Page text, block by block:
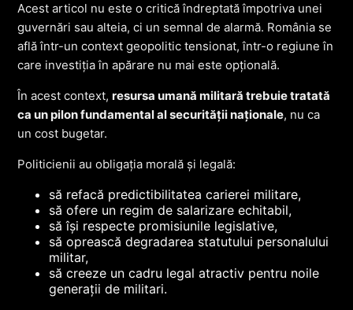
Acest articol nu este o critică îndreptată împotriva unei
guvernări sau alteia, ci un semnal de alarmă. România se
află într-un context geopolitic tensionat, într-o regiune în
care investiția în apărare nu mai este opțională.
În acest context,resursa umană militară trebuie tratată
ca un pilon fundamental al securității naționale, nu ca
un cost bugetar.
Politicienii au obligația morală și legală:
să refacă predictibilitatea carierei militare,
să ofere un regim de salarizare echitabil,
să își respecte promisiunile legislative,
să oprească degradarea statutului personalului
militar,
să creeze un cadru legal atractiv pentru noile
generații de militari.